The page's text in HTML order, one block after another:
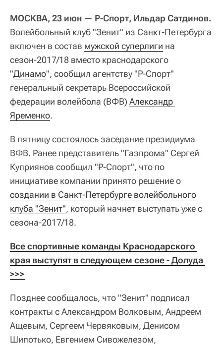
МОСКВА, 23 июн — Р-Спорт, Ильдар Сатдинов.
Волейбольный клуб "Зенит" из Санкт-Петербурга
включен в состав мужской суперлиги на
сезон-2017/18 вместо краснодарского
"Динамо", сообщил агентству "Р-Спорт"
генеральный секретарь Всероссийской
федерации волейбола (ВФВ) Александр
Яременко.
В пятницу состоялось заседание президиума
ВФВ. Ранее представитель "Газпрома" Сергей
Куприянов сообщил "Р-Спорт", что по
инициативе компании принято решение о
создании в Санкт-Петербурге волейбольного
клуба "Зенит", который начнет выступать уже с
сезона-2017/18.
Все спортивные команды Краснодарского
края выступят в следующем сезоне - Долуда
>>>
Позднее сообщалось, что "Зенит" подписал
контракты с Александром Волковым, Андреем
Ащевым, Сергеем Червяковым, Денисом
Шипотько, Евгением Сивожелезом,